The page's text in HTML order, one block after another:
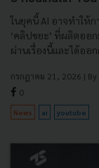
ในยุคนี้ AI อาจทำให้
‘คลิปขยะ’ ที่ผลิตออ
ผ่านเรื่องนี้และได้ออก
กรกฎาคม 21, 2026 | By
0
News ai youtube